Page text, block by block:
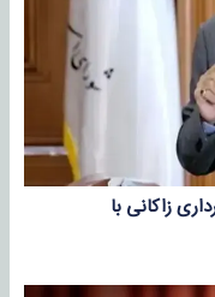
شهرداری زاکانی با